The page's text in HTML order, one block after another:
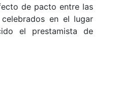
de pacto entre las
en el lugar
el prestamista de